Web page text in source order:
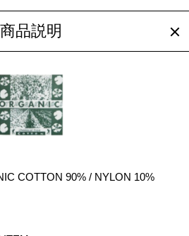
商品説明
COTTON 90% / NYLON 10%